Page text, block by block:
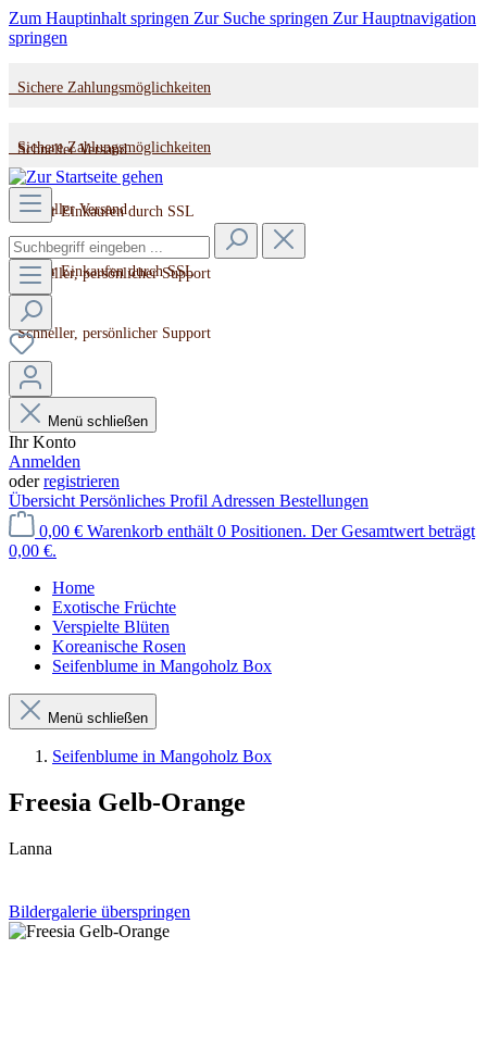
Zum Hauptinhalt springen Zur Suche springen Zur Hauptnavigation
springen
Sichere Zahlungsmöglichkeiten
Schneller Versand
Sicher Einkaufen durch SSL
Schneller, persönlicher Support
Sichere Zahlungsmöglichkeiten
Schneller Versand
Sicher Einkaufen durch SSL
Schneller, persönlicher Support
Menü schließen
Ihr Konto
Anmelden
oderregistrieren
Übersicht Persönliches Profil Adressen Bestellungen
0,00 € Warenkorb enthält 0 Positionen. Der Gesamtwert beträgt
0,00 €.
Home
Exotische Früchte
Verspielte Blüten
Koreanische Rosen
Seifenblume in Mangoholz Box
Menü schließen
Seifenblume in Mangoholz Box
Freesia Gelb-Orange
Lanna
Bildergalerie überspringen